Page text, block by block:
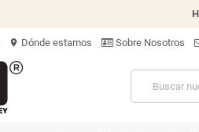
location_on Dónde estamos Sobre Nosotros